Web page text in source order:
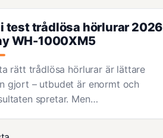
test trådlösa hörlurar 2026
WH-1000XM5
rätt trådlösa hörlurar är lättare
gjort – utbudet är enormt och
spretar. Men…